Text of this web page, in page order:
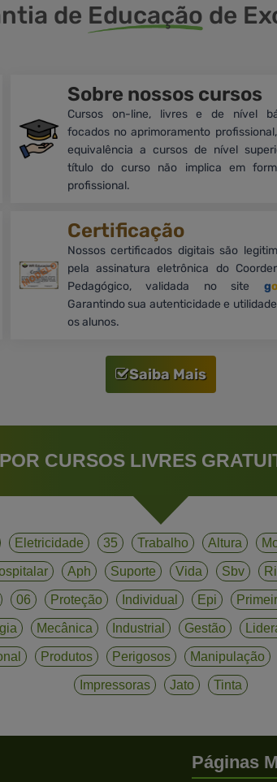
de Educação de
Sobre nossos cursos
Cursos on-line, livres e de nível
focados no aprimoramento
equivalência a cursos de nível
título do curso não implica em
profissional.
Certificação
Nossos certificados digitais são
pela assinatura eletrônica do
Pedagógico, validada no site go
Garantindo sua autenticidade e
os alunos.
Saiba Mais
CURSOS LIVRES
Eletricidade 35 Trabalho Altura
Aph Suporte Vida Sbv
06 Proteção Individual Epi
Mecânica Industrial Gestão
Produtos Perigosos Manipulação
Impressoras Jato Tinta
Páginas